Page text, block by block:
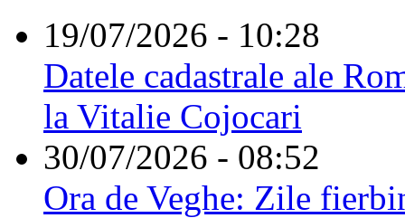
19/07/2026 - 10:28
Datele cadastrale ale
la Vitalie Cojocari
30/07/2026 - 08:52
Ora de Veghe: Zile